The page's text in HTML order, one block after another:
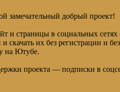
замечательный добрый проект!
и страницы в социальных
их без регистрации и
на Ютубе.
проекта — подписки в